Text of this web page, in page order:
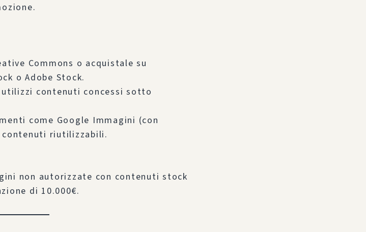
Commons o acquistale su
o Adobe Stock.
contenuti concessi sotto
come Google Immagini (con
riutilizzabili.
non autorizzate con contenuti stock
di 10.000€.